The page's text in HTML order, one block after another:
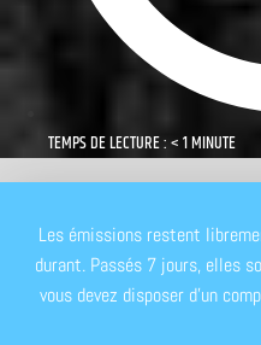
TEMPS DE LECTURE : < 1 MINUTE
Les émissions restent
durant. Passés 7 jours, elles
vous devez disposer d'un